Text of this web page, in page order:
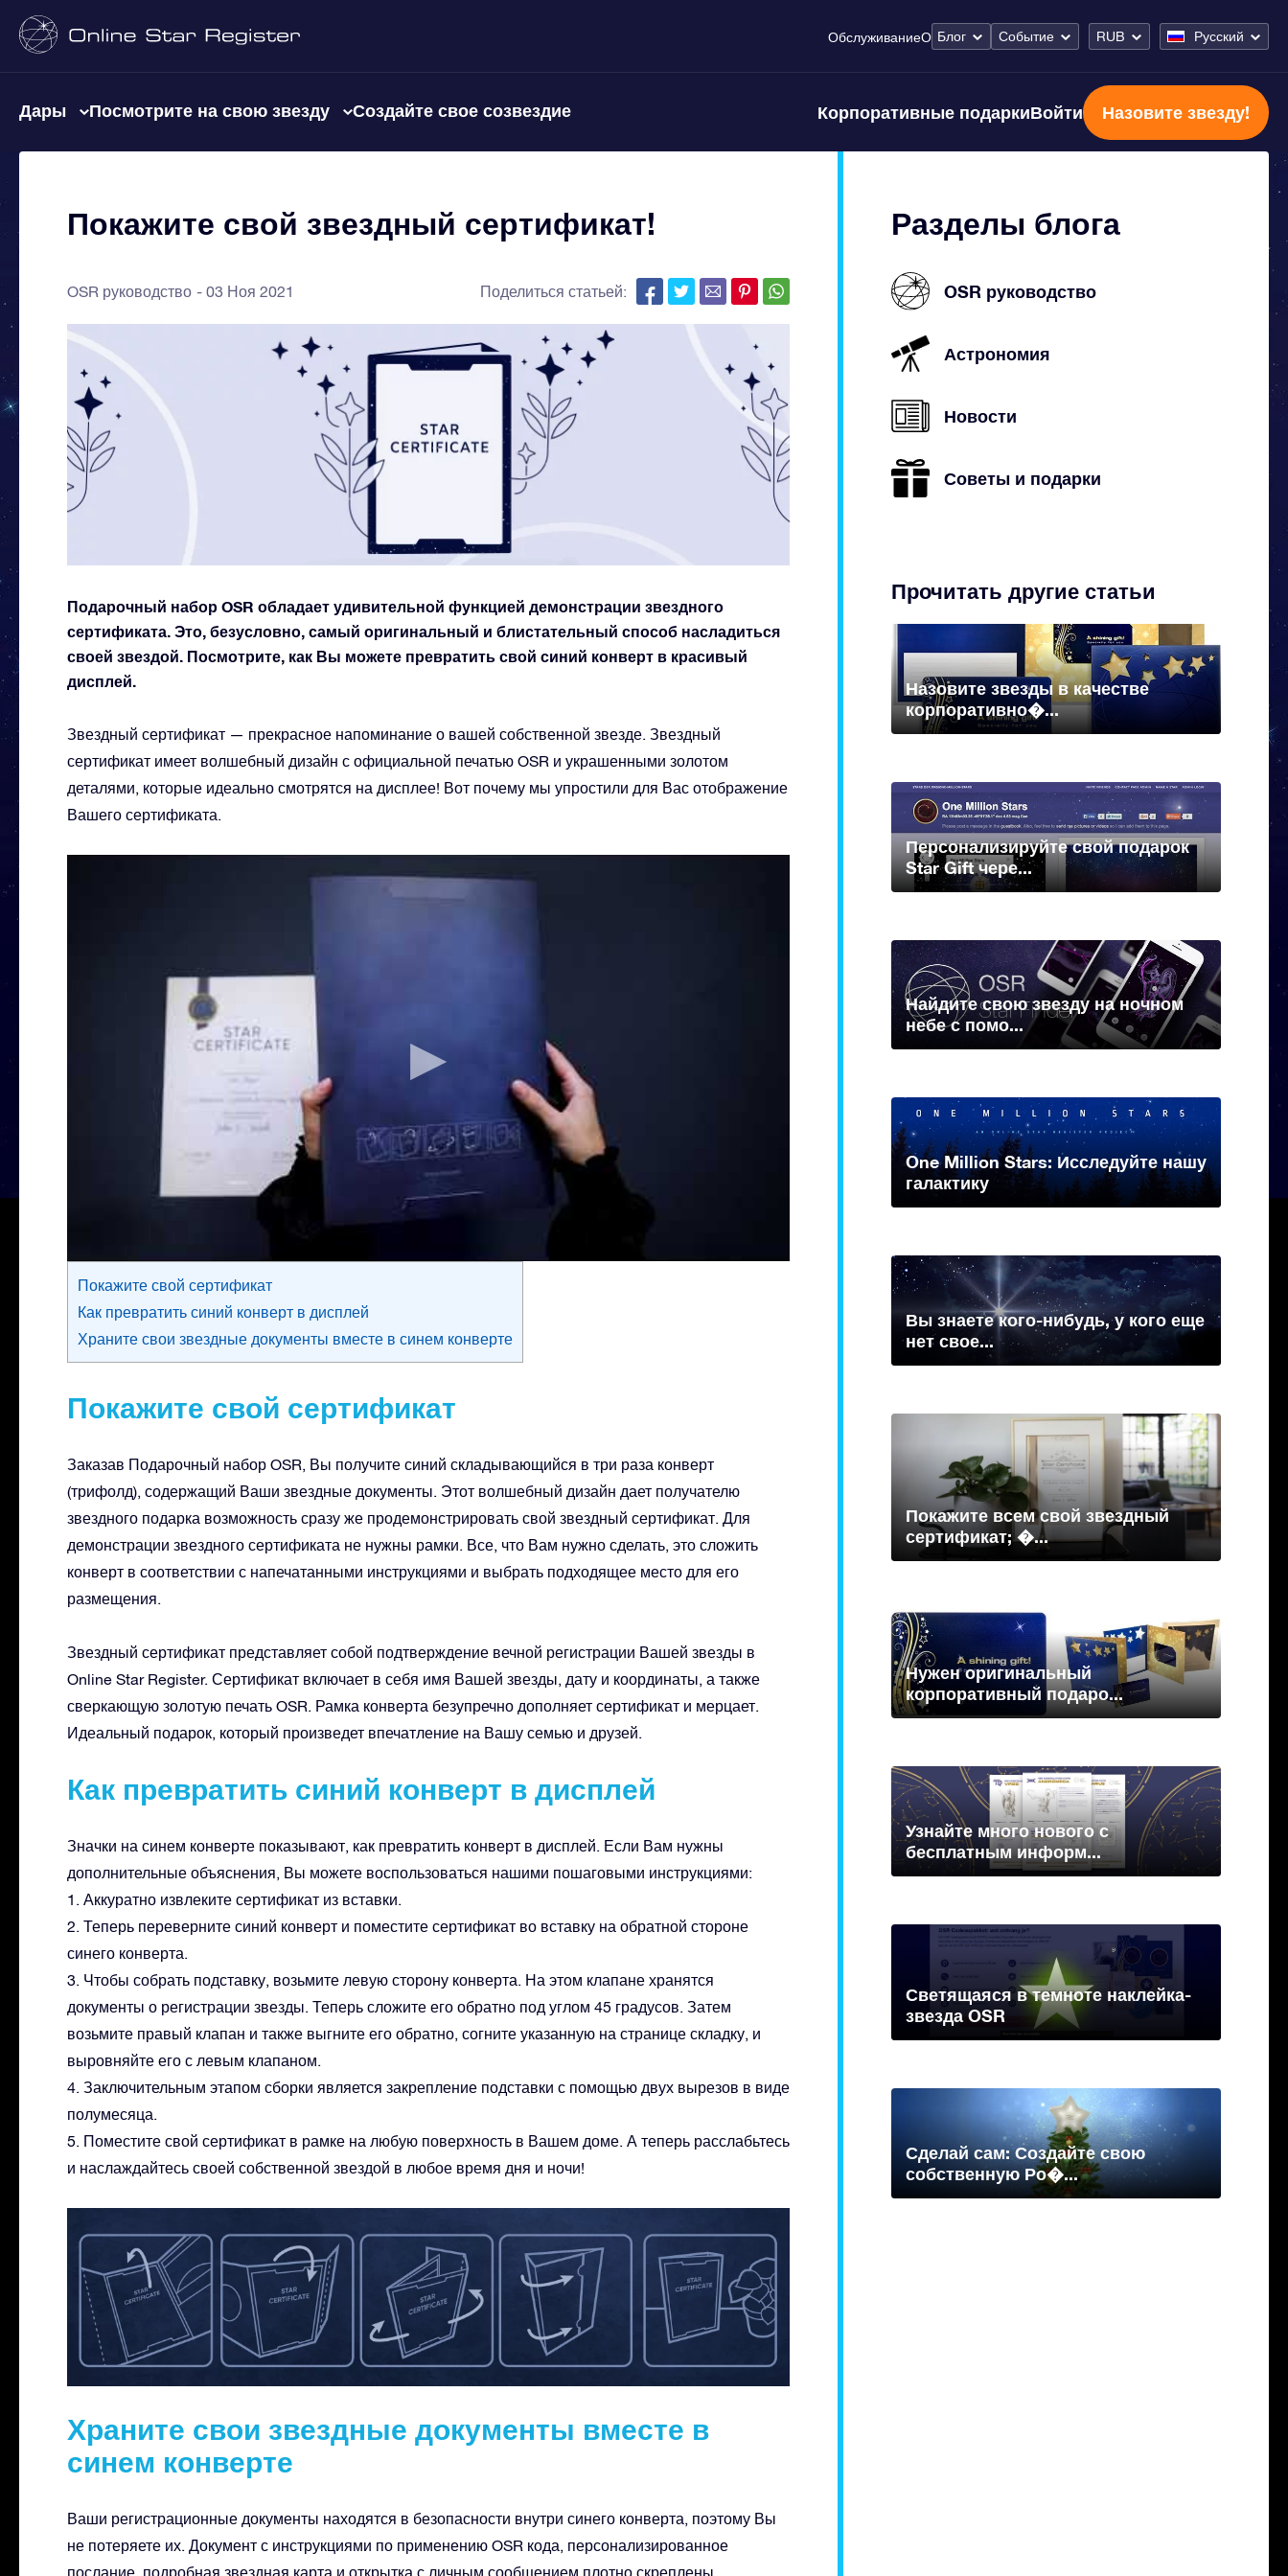
ОбслуживаниеО Блог Событие RUB Русский
Дары Посмотрите на свою звезду Создайте свое созвездие Корпоративные подаркиВойти Назовите звезду!
Покажите свой звездный сертификат!
OSR руководство 03 Ноя 2021 Поделиться статьей:
Подарочный набор OSR обладает удивительной функцией демонстрации звездного
сертификата. Это, безусловно, самый оригинальный и блистательный способ насладиться
своей звездой. Посмотрите, как Вы можете превратить свой синий конверт в красивый
дисплей.
Звездный сертификат — прекрасное напоминание о вашей собственной звезде. Звездный
сертификат имеет волшебный дизайн с официальной печатью OSR и украшенными золотом
деталями, которые идеально смотрятся на дисплее! Вот почему мы упростили для Вас отображение
Вашего сертификата.
Покажите свой сертификат
Как превратить синий конверт в дисплей
Храните свои звездные документы вместе в синем конверте
Покажите свой сертификат
Заказав Подарочный набор OSR, Вы получите синий складывающийся в три раза конверт
(трифолд), содержащий Ваши звездные документы. Этот волшебный дизайн дает получателю
звездного подарка возможность сразу же продемонстрировать свой звездный сертификат. Для
демонстрации звездного сертификата не нужны рамки. Все, что Вам нужно сделать, это сложить
конверт в соответствии с напечатанными инструкциями и выбрать подходящее место для его
размещения.
Звездный сертификат представляет собой подтверждение вечной регистрации Вашей звезды в
Online Star Register. Сертификат включает в себя имя Вашей звезды, дату и координаты, а также
сверкающую золотую печать OSR. Рамка конверта безупречно дополняет сертификат и мерцает.
Идеальный подарок, который произведет впечатление на Вашу семью и друзей.
Как превратить синий конверт в дисплей
Значки на синем конверте показывают, как превратить конверт в дисплей. Если Вам нужны
дополнительные объяснения, Вы можете воспользоваться нашими пошаговыми инструкциями:
1. Аккуратно извлеките сертификат из вставки.
2. Теперь переверните синий конверт и поместите сертификат во вставку на обратной стороне
синего конверта.
3. Чтобы собрать подставку, возьмите левую сторону конверта. На этом клапане хранятся
документы о регистрации звезды. Теперь сложите его обратно под углом 45 градусов. Затем
возьмите правый клапан и также выгните его обратно, согните указанную на странице складку, и
выровняйте его с левым клапаном.
4. Заключительным этапом сборки является закрепление подставки с помощью двух вырезов в виде
полумесяца.
5. Поместите свой сертификат в рамке на любую поверхность в Вашем доме. А теперь расслабьтесь
и наслаждайтесь своей собственной звездой в любое время дня и ночи!
Храните свои звездные документы вместе в
синем конверте
Ваши регистрационные документы находятся в безопасности внутри синего конверта, поэтому Вы
не потеряете их. Документ с инструкциями по применению OSR кода, персонализированное
послание, подробная звездная карта и открытка с личным сообщением плотно скреплены
Разделы блога
OSR руководство
Астрономия
Новости
Советы и подарки
Прочитать другие статьи
Назовите звезды в качестве
корпоративно�...
Персонализируйте свой подарок
Star Gift чере...
Найдите свою звезду на ночном
небе с помо...
One Million Stars: Исследуйте нашу
галактику
Вы знаете кого-нибудь, у кого еще
нет свое...
Покажите всем свой звездный
сертификат; �...
Нужен оригинальный
корпоративный подаро...
Узнайте много нового с
бесплатным информ...
Светящаяся в темноте наклейка-
звезда OSR
Сделай сам: Создайте свою
собственную Ро�...